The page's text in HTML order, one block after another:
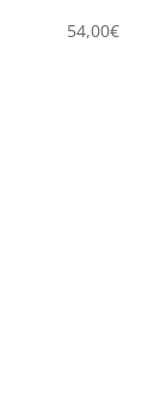
54,00€